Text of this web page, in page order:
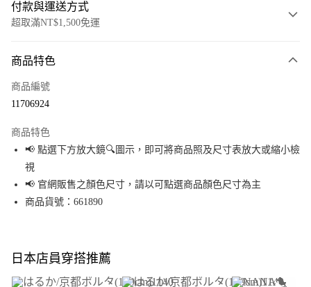
付款與運送方式
超取滿NT$1,500免運
信用卡一次付款
Apple Pay
街口支付
悠遊付
全盈+PAY
大哥付你分期
商品特色
商品編號
11706924
商品特色
📢 點選下方放大鏡🔍圖示，即可將商品照及尺寸表放大或縮小檢
視
📢 官網販售之顏色尺寸，請以可點選商品顏色尺寸為主
商品貨號：661890
日本店員穿搭推薦